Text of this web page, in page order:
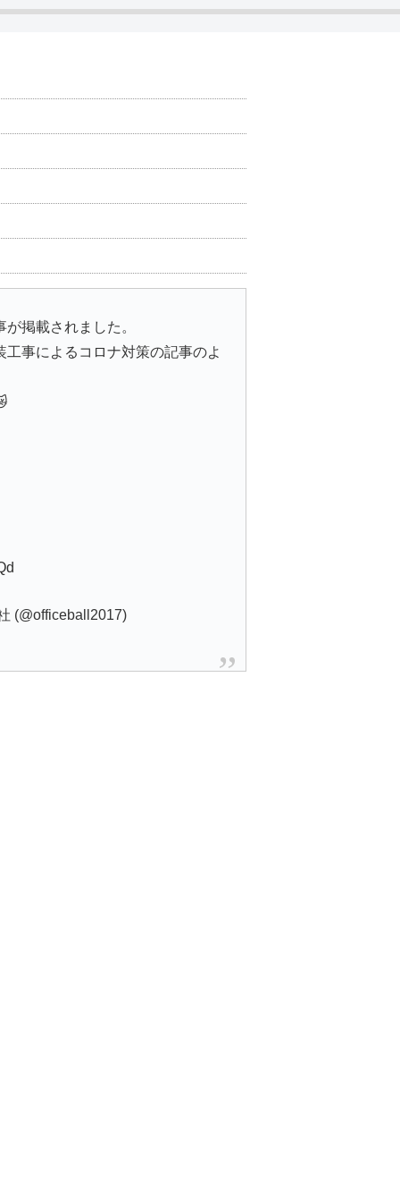
掲載されました。
事によるコロナ対策の記事のよ
(@officeball2017)